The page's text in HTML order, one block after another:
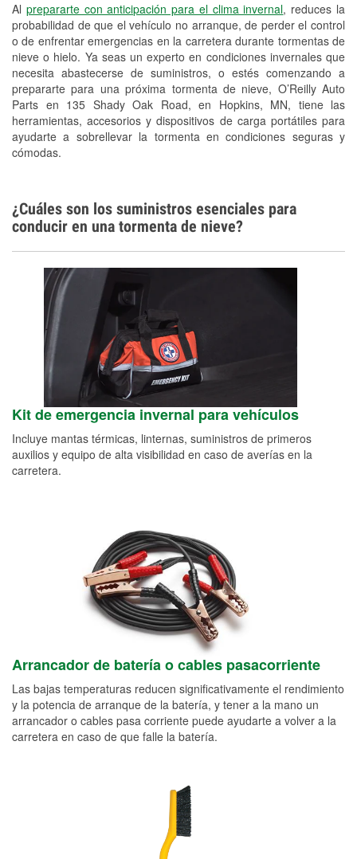
Al prepararte con anticipación para el clima invernal, reduces la
probabilidad de que el vehículo no arranque, de perder el control
o de enfrentar emergencias en la carretera durante tormentas de
nieve o hielo. Ya seas un experto en condiciones invernales que
necesita abastecerse de suministros, o estés comenzando a
prepararte para una próxima tormenta de nieve, O’Reilly Auto
Parts en 135 Shady Oak Road, en Hopkins, MN, tiene las
herramientas, accesorios y dispositivos de carga portátiles para
ayudarte a sobrellevar la tormenta en condiciones seguras y
cómodas.
Snowstorm Supplies
Tornado Supplies
Conoce más
¿Cuáles son los suministros esenciales para
conducir en una tormenta de nieve?
Kit de emergencia invernal para vehículos
Incluye mantas térmicas, linternas, suministros de primeros
auxilios y equipo de alta visibilidad en caso de averías en la
carretera.
Arrancador de batería o cables pasacorriente
Las bajas temperaturas reducen significativamente el rendimiento
y la potencia de arranque de la batería, y tener a la mano un
arrancador o cables pasa corriente puede ayudarte a volver a la
carretera en caso de que falle la batería.